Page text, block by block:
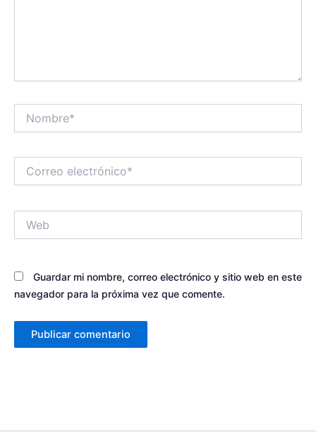
electrónico*
Guardar mi nombre, correo electrónico y sitio web en este
navegador para la próxima vez que comente.